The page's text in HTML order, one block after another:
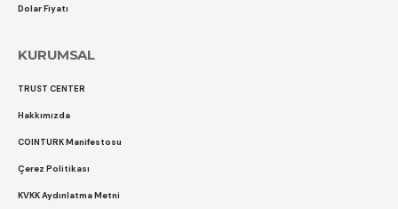
Dolar Fiyatı
KURUMSAL
TRUST CENTER
Hakkımızda
COINTURK Manifestosu
Çerez Politikası
KVKK Aydınlatma Metni